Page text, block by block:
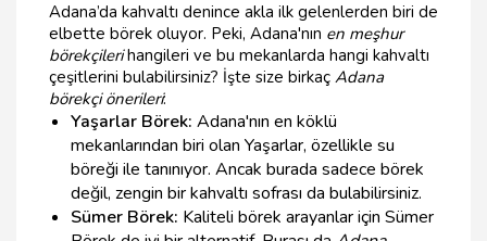
Adana’da kahvaltı denince akla ilk gelenlerden biri de
elbette börek oluyor. Peki, Adana'nın en meşhur
börekçilerihangileri ve bu mekanlarda hangi kahvaltı
çeşitlerini bulabilirsiniz? İşte size birkaç Adana
börekçi önerileri:
Yaşarlar Börek: Adana'nın en köklü
mekanlarından biri olan Yaşarlar, özellikle su
böreği ile tanınıyor. Ancak burada sadece börek
değil, zengin bir kahvaltı sofrası da bulabilirsiniz.
Sümer Börek: Kaliteli börek arayanlar için Sümer